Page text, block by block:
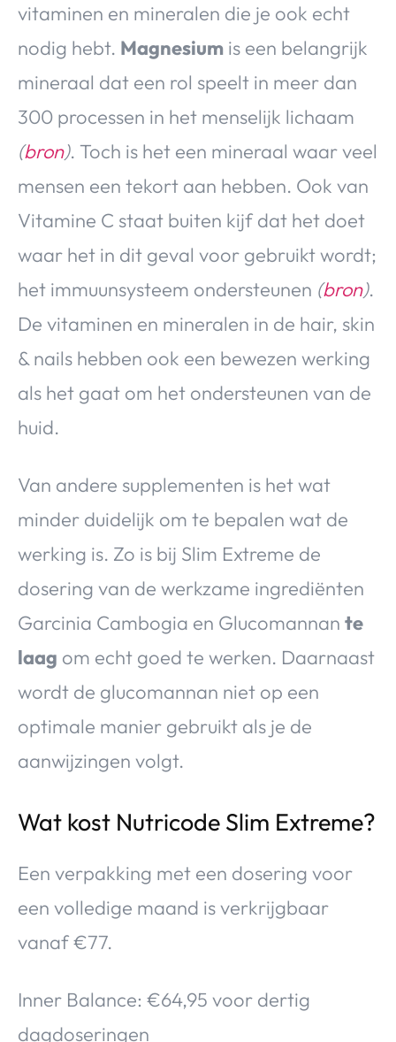
vitaminen en mineralen die je ook echt
nodig hebt. Magnesium is een belangrijk
mineraal dat een rol speelt in meer dan
300 processen in het menselijk lichaam
(bron). Toch is het een mineraal waar veel
mensen een tekort aan hebben. Ook van
Vitamine C staat buiten kijf dat het doet
waar het in dit geval voor gebruikt wordt;
het immuunsysteem ondersteunen (bron).
De vitaminen en mineralen in de hair, skin
& nails hebben ook een bewezen werking
als het gaat om het ondersteunen van de
huid.
Van andere supplementen is het wat
minder duidelijk om te bepalen wat de
werking is. Zo is bij Slim Extreme de
dosering van de werkzame ingrediënten
Garcinia Cambogia en Glucomannan te
laag om echt goed te werken. Daarnaast
wordt de glucomannan niet op een
optimale manier gebruikt als je de
aanwijzingen volgt.
Wat kost Nutricode Slim Extreme?
Een verpakking met een dosering voor
een volledige maand is verkrijgbaar
vanaf €77.
Inner Balance: €64,95 voor dertig
dagdoseringen